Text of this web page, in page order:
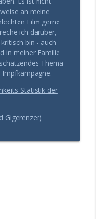
Podcast
als mit 30?
Podcast
erfahrenen
Podcast
erschöpft?
an meine
Film gerne
ich darüber,
bin - auch
in meiner Familie
Thema
Impfkampagne.
Statistik der
Gigerenzer)